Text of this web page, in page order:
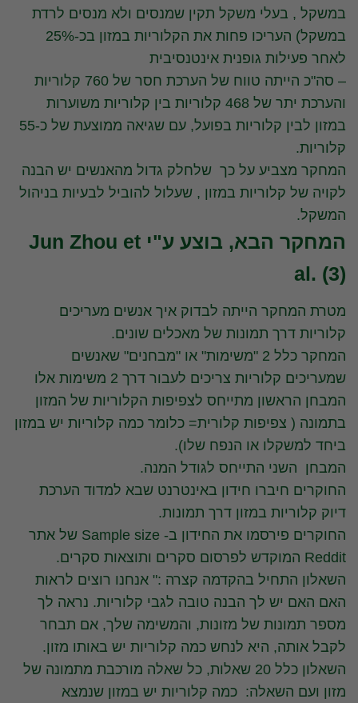
במשקל , בעלי משקל תקין שמנסים ולא מנסים לרדת
במשקל) העריכו פחות את הקלוריות במזון בכ-25%
לאחר פעילות גופנית אינטנסיבית
– סה"כ הייתה טווח של הערכת חסר של 760 קלוריות
והערכת יתר של 468 קלוריות בין קלוריות משוערות
במזון לבין קלוריות בפועל, עם שגיאה ממוצעת של כ-55
קלוריות.
המחקר מצביע על כך שלחלק גדול מהאנשים יש הבנה
לקויה של קלוריות במזון , שעלול להוביל לבעיות בניהול
המשקל.
המחקר הבא, בוצע ע"י Jun Zhou et
al. (3)
מטרת המחקר הייתה לבדוק איך אנשים מעריכים
קלוריות דרך תמונות של מאכלים שונים.
המחקר כלל 2 "משימות" או "מבחנים" שאנשים
שמעריכים קלוריות צריכים לעבור דרך 2 משימות אלו
המבחן הראשון מתייחס לצפיפות הקלוריות של המזון
בתמונה ( צפיפות קלורית= כלומר כמה קלוריות יש במזון
ביחד למשקלו או הנפח שלו).
המבחן השני התייחס לגודל המנה.
החוקרים חיברו חידון באינטרנט שבא למדוד הערכת
דיוק קלוריות במזון דרך תמונות.
החוקרים פירסמו את החידון ב- Sample size של אתר
Reddit המוקדש לפרסום סקרים ותוצאות סקרים.
השאלון התחיל בהקדמה קצרה :" אנחנו רוצים לראות
האם האם יש לך הבנה טובה לגבי קלוריות. נראה לך
מספר תמונות של מזונות, והמשימה שלך, אם תבחר
לקבל אותה, היא לנחש כמה קלוריות יש באותו מזון.
השאלון כלל 20 שאלות, כל שאלה מורכבת מתמונה של
מזון ועם השאלה: כמה קלוריות יש במזון שנמצא